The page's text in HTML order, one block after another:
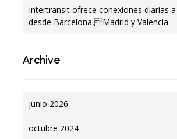
Intertransit ofrece conexiones diarias a
desde Barcelona,Madrid y Valencia
Archive
junio 2026
octubre 2024